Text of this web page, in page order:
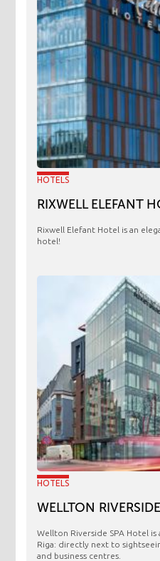
HOTELS
RIXWELL ELEFANT
Rixwell Elefant Hotel is an
hotel!
HOTELS
WELLTON
Wellton Riverside SPA Hotel
Riga: directly next to
and business centres.